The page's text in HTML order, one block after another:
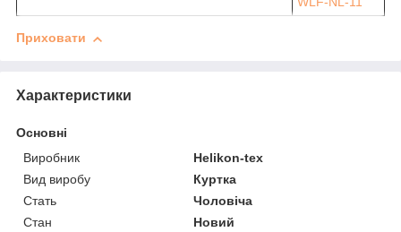
Приховати
Характеристики
Основні
Виробник
Helikon-tex
Вид виробу
Куртка
Стать
Чоловіча
Стан
Новий